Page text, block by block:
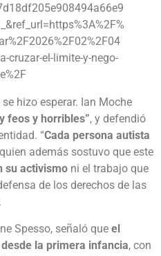
cruzar-el-limite-y-nego-
hizo esperar. Ian Moche
feos y horribles”, y defendió
“Cada persona autista
además sostuvo que este
su activismo ni el trabajo que
de los derechos de las
Spesso, señaló que el
la primera infancia, con